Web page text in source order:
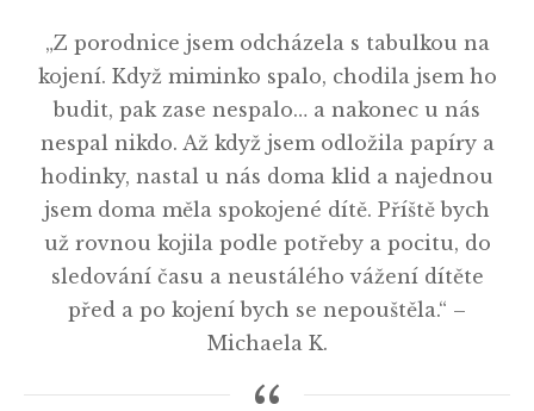
„Z porodnice jsem odcházela s tabulkou na
kojení. Když miminko spalo, chodila jsem ho
budit, pak zase nespalo… a nakonec u nás
nespal nikdo. Až když jsem odložila papíry a
hodinky, nastal u nás doma klid a najednou
jsem doma měla spokojené dítě. Příště bych
už rovnou kojila podle potřeby a pocitu, do
sledování času a neustálého vážení dítěte
před a po kojení bych se nepouštěla.“ –
Michaela K.